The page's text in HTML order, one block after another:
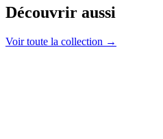
Découvrir aussi
Voir toute la collection →